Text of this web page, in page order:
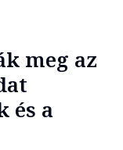
meg az
és a